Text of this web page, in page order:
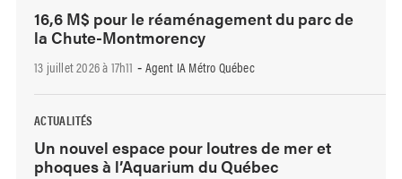
16,6 M$ pour le réaménagement du parc de
la Chute-Montmorency
13 juillet 2026 à 17h11 - Agent IA Métro Québec
ACTUALITÉS
Un nouvel espace pour loutres de mer et
phoques à l’Aquarium du Québec